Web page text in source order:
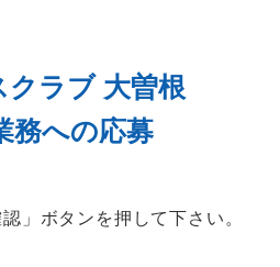
ラブ 大曽根
務への応募
」ボタンを押して下さい。